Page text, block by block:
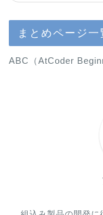
まとめページ一
ABC（AtCoder